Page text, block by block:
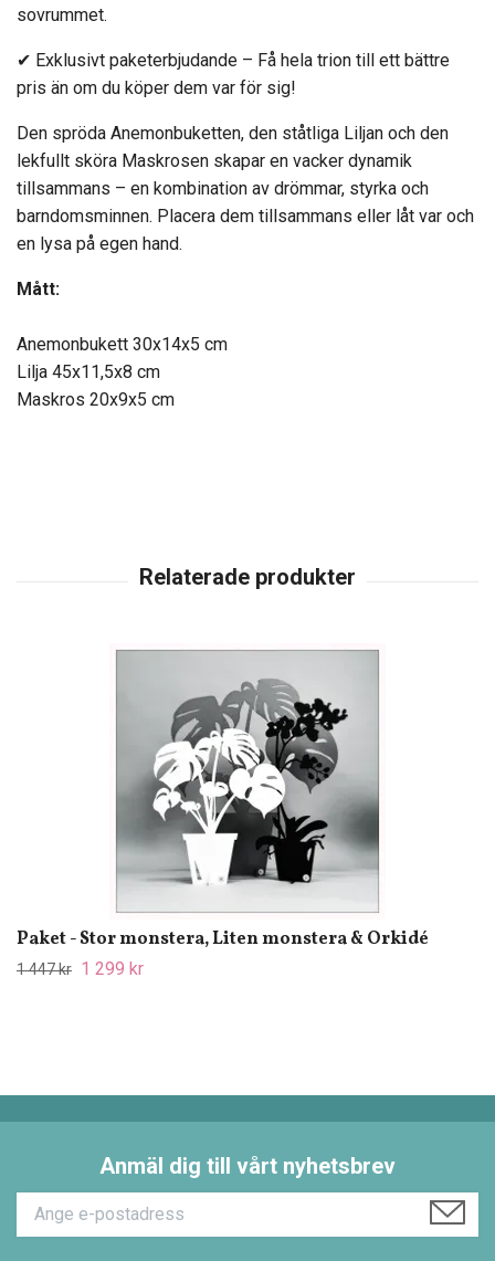
sovrummet.
✔ Exklusivt paketerbjudande – Få hela trion till ett bättre
pris än om du köper dem var för sig!
Den spröda Anemonbuketten, den ståtliga Liljan och den
lekfullt sköra Maskrosen skapar en vacker dynamik
tillsammans – en kombination av drömmar, styrka och
barndomsminnen. Placera dem tillsammans eller låt var och
en lysa på egen hand.
Mått:
Anemonbukett 30x14x5 cm
Lilja 45x11,5x8 cm
Maskros 20x9x5 cm
Paket - Stor monstera, Liten monstera & Orkidé
1 447 kr 1 299 kr
Anmäl dig till vårt nyhetsbrev